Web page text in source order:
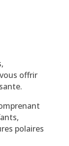
offrir
polaires